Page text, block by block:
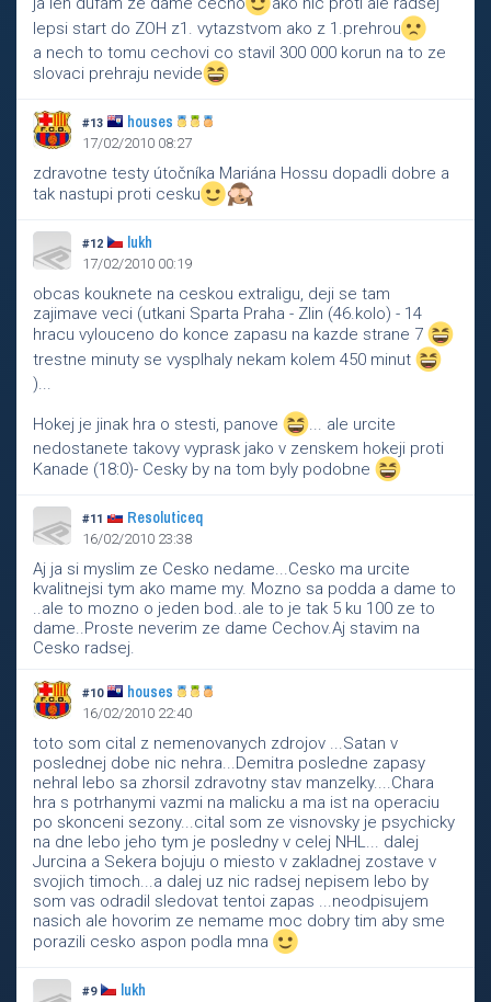
ja len dufam ze dame cecho
ako nic proti ale radsej
lepsi start do ZOH z1. vytazstvom ako z 1.prehrou
a nech to tomu cechovi co stavil 300 000 korun na to ze
slovaci prehraju nevide
#13 houses
17/02/2010 08:27
zdravotne testy útočníka Mariána Hossu dopadli dobre a
tak nastupi proti cesku
#12 lukh
17/02/2010 00:19
obcas kouknete na ceskou extraligu, deji se tam
zajimave veci (utkani Sparta Praha - Zlin (46.kolo) - 14
hracu vylouceno do konce zapasu na kazde strane 7
trestne minuty se vysplhaly nekam kolem 450 minut
)...
Hokej je jinak hra o stesti, panove
... ale urcite
nedostanete takovy vyprask jako v zenskem hokeji proti
Kanade (18:0)- Cesky by na tom byly podobne
#11 Resoluticeq
16/02/2010 23:38
Aj ja si myslim ze Cesko nedame...Cesko ma urcite
kvalitnejsi tym ako mame my. Mozno sa podda a dame to
..ale to mozno o jeden bod..ale to je tak 5 ku 100 ze to
dame..Proste neverim ze dame Cechov.Aj stavim na
Cesko radsej.
#10 houses
16/02/2010 22:40
toto som cital z nemenovanych zdrojov ...Satan v
poslednej dobe nic nehra...Demitra posledne zapasy
nehral lebo sa zhorsil zdravotny stav manzelky....Chara
hra s potrhanymi vazmi na malicku a ma ist na operaciu
po skonceni sezony...cital som ze visnovsky je psychicky
na dne lebo jeho tym je posledny v celej NHL... dalej
Jurcina a Sekera bojuju o miesto v zakladnej zostave v
svojich timoch...a dalej uz nic radsej nepisem lebo by
som vas odradil sledovat tentoi zapas ...neodpisujem
nasich ale hovorim ze nemame moc dobry tim aby sme
porazili cesko aspon podla mna
#9 lukh